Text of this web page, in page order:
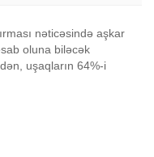
nəticəsində aşkar
oluna biləcək
uşaqların 64%-i